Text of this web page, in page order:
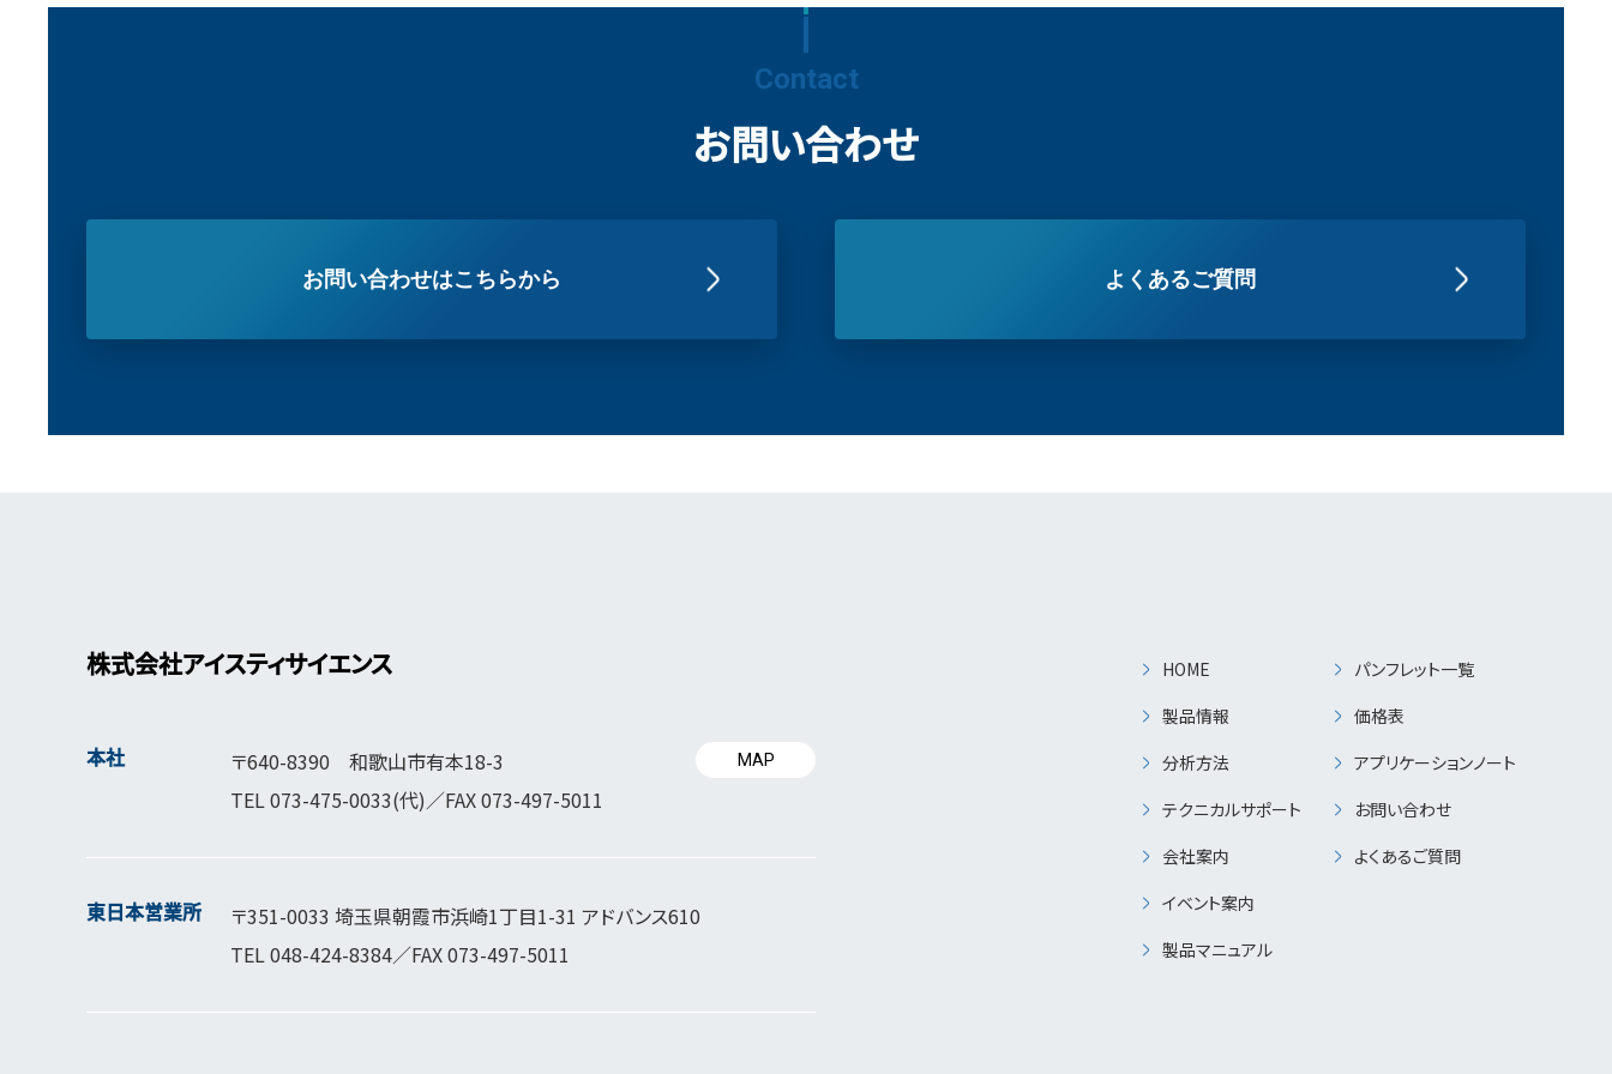
Contact
お問い合わせ
お問い合わせはこちらから よくあるご質問
株式会社アイスティサイエンス
本社
〒640-8390 和歌山市有本18-3
TEL073-475-0033(代)／FAX 073-497-5011
MAP
東日本営業所
〒351-0033 埼玉県朝霞市浜崎1丁目1-31 アドバンス610
TEL048-424-8384／FAX 073-497-5011
HOME
製品情報
分析方法
テクニカルサポート
会社案内
イベント案内
製品マニュアル
パンフレット一覧
価格表
アプリケーションノート
お問い合わせ
よくあるご質問